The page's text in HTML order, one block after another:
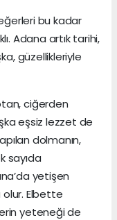
bu kadar
Adana artık tarihi,
güzellikleriyle
ciğerden
eşsiz lezzet de
dolmanın,
sayıda
yetişen
olur. Elbette
yeteneği de